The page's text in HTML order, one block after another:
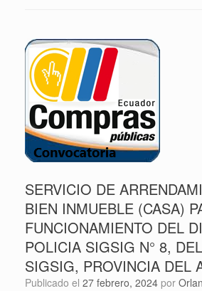
SERVICIO DE
BIEN INMUEBLE (CASA)
FUNCIONAMIENTO DEL
POLICIA SIGSIG N° 8,
SIGSIG, PROVINCIA DEL
Publicado el 27 febrero, 2024 por